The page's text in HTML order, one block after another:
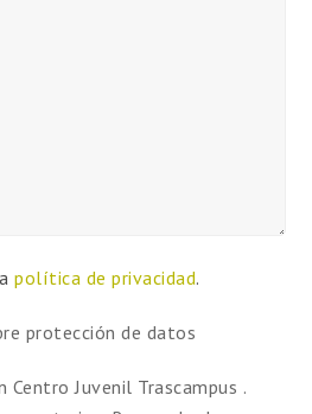
política de privacidad.
protección de datos
Centro Juvenil Trascampus .